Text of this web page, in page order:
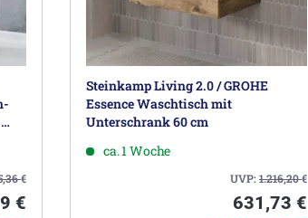
€
€
Steinkamp Living 2.0 / GROHE
Essence Waschtisch mit
Unterschrank 60 cm
ca. 1 Woche
UVP:1.216,20€
631,73 €